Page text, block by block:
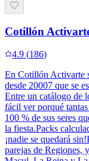
Cotillón
4.9 (186)
En Cotillón Activarte
desde 20007 que se
Entre un catálogo de
fácil ver porqué
100 % de sus seres
la fiesta.Packs
¡nadie se quedará
parejas de Regiones,